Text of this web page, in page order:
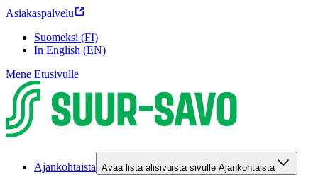
Asiakaspalvelu
Suomeksi (FI)
In English (EN)
Mene Etusivulle
Ajankohtaista Avaa lista alisivuista sivulle Ajankohtaista